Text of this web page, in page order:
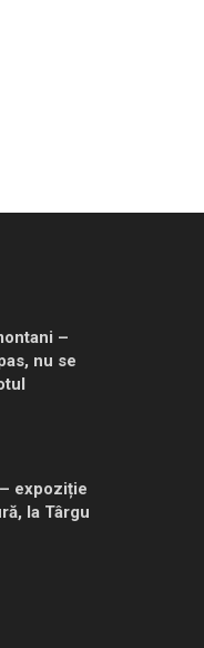
–
nu se
expoziție
la Târgu